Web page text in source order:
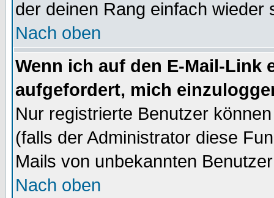
der deinen Rang einfach wieder
Nach oben
Wenn ich auf den E-Mail-Link
aufgefordert, mich
Nur registrierte Benutzer
(falls der Administrator diese
Mails von unbekannten
Nach oben